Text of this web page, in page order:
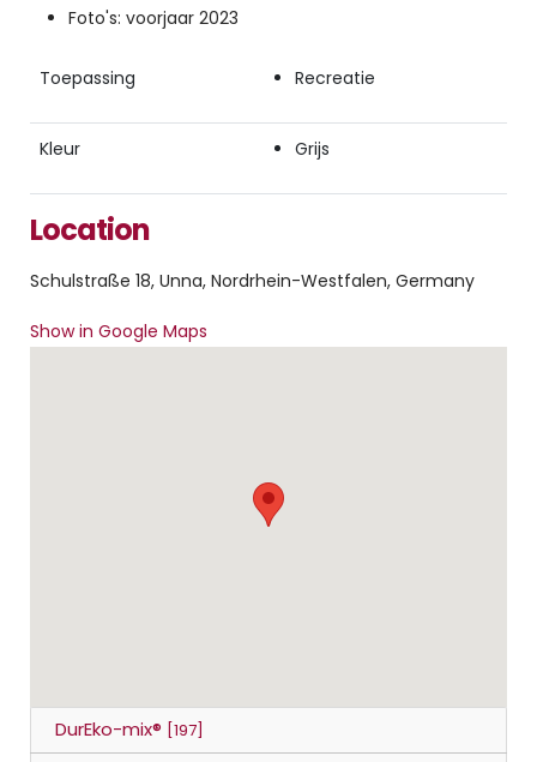
Foto's: voorjaar 2023
Toepassing Recreatie
Kleur Grijs
Location
Schulstraße 18, Unna, Nordrhein-Westfalen, Germany
Show in Google Maps
DurEko-mix® [197]